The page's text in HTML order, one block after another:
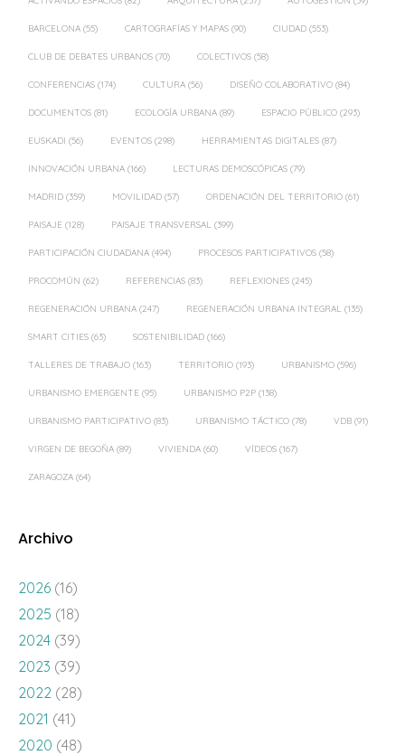
BARCELONA (55) CARTOGRAFÍAS Y MAPAS (90) CIUDAD (553)
CLUB DE DEBATES URBANOS (70) COLECTIVOS (58)
CONFERENCIAS (174) CULTURA (56) DISEÑO COLABORATIVO (84)
DOCUMENTOS (81) ECOLOGÍA URBANA (89) ESPACIO PÚBLICO (293)
EUSKADI (56) EVENTOS (298) HERRAMIENTAS DIGITALES (87)
INNOVACIÓN URBANA (166) LECTURAS DEMOSCÓPICAS (79)
MADRID (359) MOVILIDAD (57) ORDENACIÓN DEL TERRITORIO (61)
PAISAJE (128) PAISAJE TRANSVERSAL (399)
PARTICIPACIÓN CIUDADANA (494) PROCESOS PARTICIPATIVOS (58)
PROCOMÚN (62) REFERENCIAS (83) REFLEXIONES (245)
REGENERACIÓN URBANA (247) REGENERACIÓN URBANA INTEGRAL (135)
SMART CITIES (63) SOSTENIBILIDAD (166)
TALLERES DE TRABAJO (163) TERRITORIO (193) URBANISMO (596)
URBANISMO EMERGENTE (95) URBANISMO P2P (138)
URBANISMO PARTICIPATIVO (83) URBANISMO TÁCTICO (78) VDB (91)
VIRGEN DE BEGOÑA (89) VIVIENDA (60) VÍDEOS (167)
ZARAGOZA (64)
Archivo
2026 (16)
2025 (18)
2024 (39)
2023 (39)
2022 (28)
2021 (41)
2020 (48)